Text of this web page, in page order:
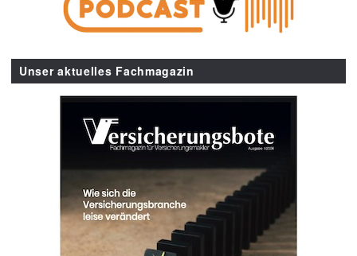
Unser aktuelles Fachmagazin